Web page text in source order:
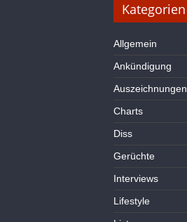
Kategorien
Allgemein
Ankündigung
Auszeichnungen
Charts
Diss
Gerüchte
Interviews
Lifestyle